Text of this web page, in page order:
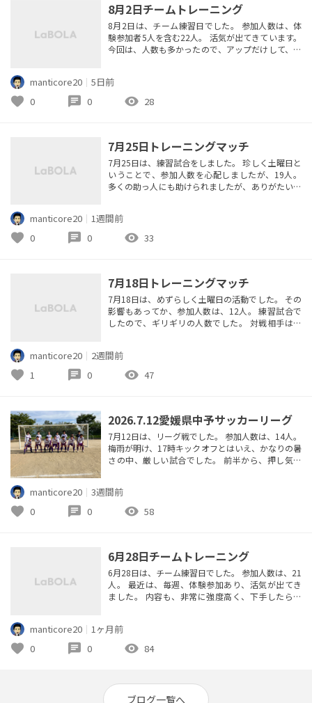
8月2日チームトレーニング
8月2日は、チーム練習日でした。 参加人数は、体
験参加者5人を含む22人。 活気が出てきています。
今回は、人数も多かったので、アップだけして、大
も高く、良い練習になりました。 さて、来週は、練
習試合。 この時期は、新戦力候補者も試しながら
になります。 後半戦に向けて、徐々に仕上がってき
manticore20 ｜ 5日前
favorite 0 chat 0 visibility 28
7月25日トレーニングマッチ
7月25日は、練習試合をしました。 珍しく土曜日と
いうことで、参加人数を心配しましたが、19人。
多くの助っ人にも助けられましたが、ありがたいこ
た。 ほとんど知らないメンバーの中での試合でし
たが、圧倒的な指示能力。 年齢的に、プレーで圧
倒するという印象ではありませんでしたが、存在感
manticore20 ｜ 1週間前
favorite 0 chat 0 visibility 33
7月18日トレーニングマッチ
7月18日は、めずらしく土曜日の活動でした。 その
影響もあってか、参加人数は、12人。 練習試合で
したので、ギリギリの人数でした。 対戦相手は、
運動量、ロングボールに手を焼きますが、なんとか
しのぎ、カウンターを仕掛ける展開。 前半の終了間
際に、セットプレーの流れから失点します。 後半
manticore20 ｜ 2週間前
favorite 1 chat 0 visibility 47
2026.7.12愛媛県中予サッカーリーグ
7月12日は、リーグ戦でした。 参加人数は、14人。
梅雨が明け、17時キックオフとはいえ、かなりの暑
さの中、厳しい試合でした。 前半から、押し気味
過ぎでした。 その後も何度も決定機を迎えます
が、同じく決めきれず。 1対0で前半を終えます。
後半は、相手のDFライン裏へのロングボールしかな
manticore20 ｜ 3週間前
favorite 0 chat 0 visibility 58
6月28日チームトレーニング
6月28日は、チーム練習日でした。 参加人数は、21
人。 最近は、毎週、体験参加あり、活気が出てき
ました。 内容も、非常に強度高く、下手したら、
は地道に、チームの底上げを。 現在、リーグ戦、
首位。 前半戦は、残り1試合。5連勝で首位キープ
といきたいところです。
manticore20 ｜ 1ヶ月前
favorite 0 chat 0 visibility 84
ブログ一覧へ